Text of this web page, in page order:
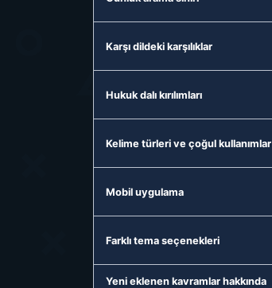
Karşı dildeki karşılıklar
Hukuk dalı kırılımları
Kelime türleri ve çoğul kullanımlar
Mobil uygulama
Farklı tema seçenekleri
Yeni eklenen kavramlar hakkında